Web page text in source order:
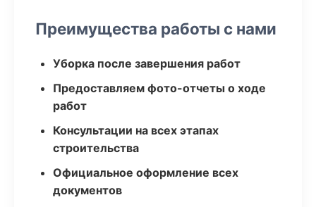
Преимущества работы с нами
Уборка после завершения работ
Предоставляем фото-отчеты о ходе
работ
Консультации на всех этапах
строительства
Официальное оформление всех
документов